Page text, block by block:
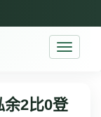
Toggle
余2比0登